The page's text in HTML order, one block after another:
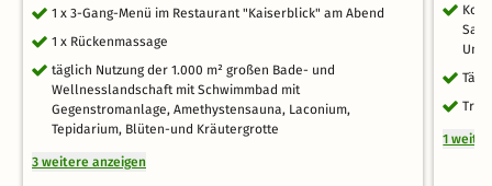
1 x 3-Gang-Menü im Restaurant "Kaiserblick" am Abend
1 x Rückenmassage
täglich Nutzung der 1.000 m² großen Bade- und
Wellnesslandschaft mit Schwimmbad mit
Gegenstromanlage, Amethystensauna, Laconium,
Tepidarium, Blüten-und Kräutergrotte
3 weitere anzeigen
1